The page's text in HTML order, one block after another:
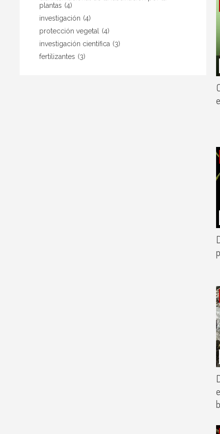
plantas (4)
investigación (4)
protección vegetal
(4)
investigación científica (3)
fertilizantes (3)